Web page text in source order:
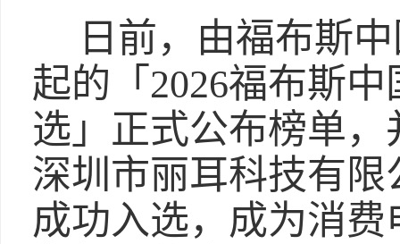
日前，由福布斯
起的「2026福布斯
选」正式公布榜单
深圳市丽耳科技有
成功入选，成为消